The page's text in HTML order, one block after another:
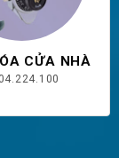
CỬA NHÀ